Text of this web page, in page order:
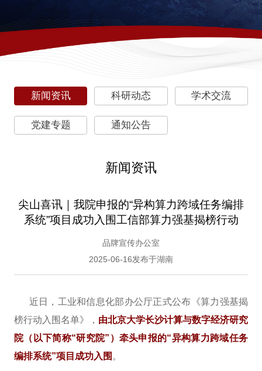
新闻资讯
新闻资讯 科研动态 学术交流
党建专题 通知公告
尖山喜讯｜我院申报的“异构算力跨域任务编排
系统”项目成功入围工信部算力强基揭榜行动
品牌宣传办公室
2025-06-16发布于湖南
近日，工业和信息化部办公厅正式公布《算力强基揭
榜行动入围名单》， 由北京大学长沙计算与数字经济研究
院（以下简称“研究院”）牵头申报的“异构算力跨域任务
编排系统”项目成功入围 。